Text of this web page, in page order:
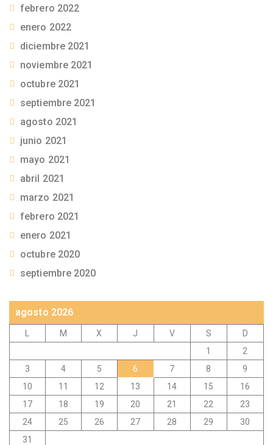
febrero 2022
enero 2022
diciembre 2021
noviembre 2021
octubre 2021
septiembre 2021
agosto 2021
junio 2021
mayo 2021
abril 2021
marzo 2021
febrero 2021
enero 2021
octubre 2020
septiembre 2020
agosto 2026
M X J V S
D
1
2
3
4 5 6 7 8
9
10
11 12 13 14 15
16
17
18 19 20 21 22
23
24
25 26 27 28 29
30
31